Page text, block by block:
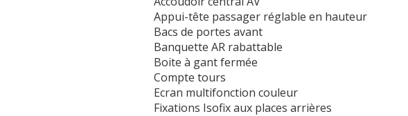
Appui-tête passager réglable en hauteur
Bacs de portes avant
Banquette AR rabattable
Boite à gant fermée
Compte tours
Ecran multifonction couleur
Fixations Isofix aux places arrières